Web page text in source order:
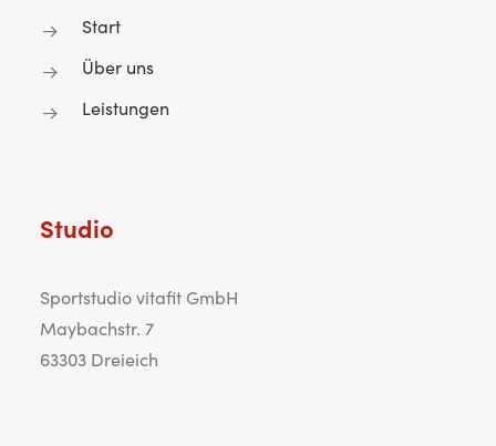
Start
Über uns
Leistungen
Studio
Sportstudio vitafit GmbH
Maybachstr. 7
63303 Dreieich